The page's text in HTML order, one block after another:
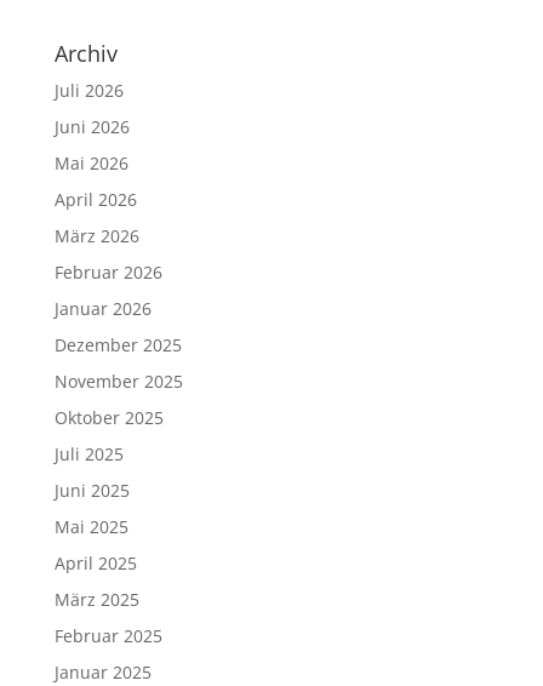
Archiv
Juli 2026
Juni 2026
Mai 2026
April 2026
März 2026
Februar 2026
Januar 2026
Dezember 2025
November 2025
Oktober 2025
Juli 2025
Juni 2025
Mai 2025
April 2025
März 2025
Februar 2025
Januar 2025